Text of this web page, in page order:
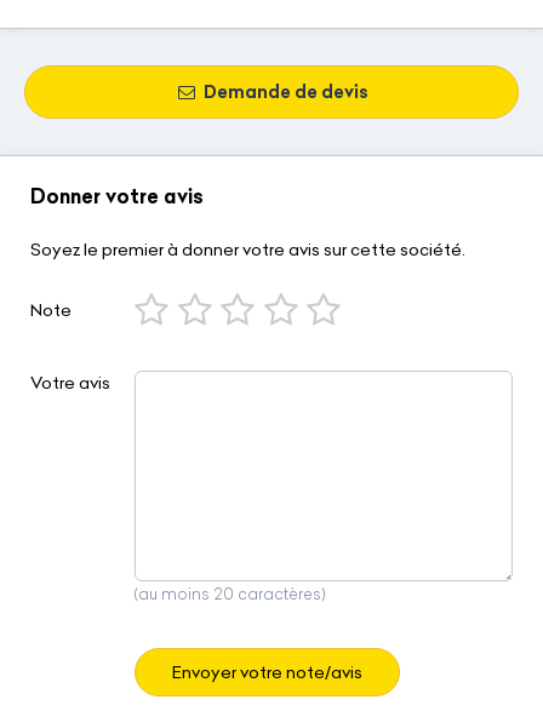
Demande de devis
Donner votre avis
Soyez le premier à donner votre avis sur cette société.
Note
Votre avis
(au moins 20 caractères)
Envoyer votre note/avis